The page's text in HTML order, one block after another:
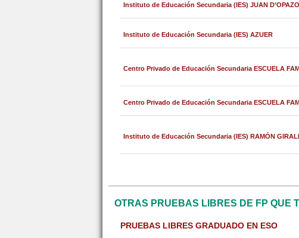
Instituto de Educación Secundaria (IES) JUAN D’OPAZO
Instituto de Educación Secundaria (IES) AZUER
Centro Privado de Educación Secundaria ESCUELA
Centro Privado de Educación Secundaria ESCUELA
Instituto de Educación Secundaria (IES) RAMÓN
OTRAS PRUEBAS LIBRES DE FP QUE
PRUEBAS LIBRES GRADUADO EN ESO